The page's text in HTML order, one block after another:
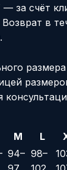
за счёт
в
размера
M L
94– 98–